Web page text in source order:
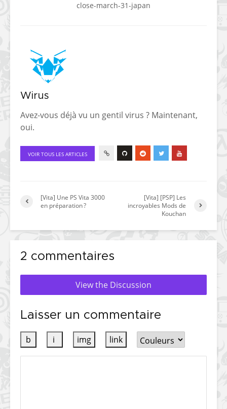
close-march-31-japan
Wirus
Avez-vous déjà vu un gentil virus ? Maintenant,
oui.
VOIR TOUS LES ARTICLES
[Vita] Une PS Vita 3000
en préparation ?
[Vita] [PSP] Les
incroyables Mods de
Kouchan
2 commentaires
View the Discussion
Laisser un commentaire
[Vita] La team CBPS